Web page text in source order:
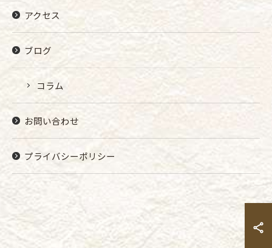
アクセス
ブログ
コラム
お問い合わせ
プライバシーポリシー